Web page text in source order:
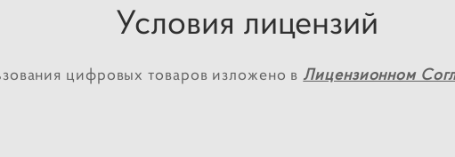
Условия лицензий
цифровых товаров изложено вЛицензионном